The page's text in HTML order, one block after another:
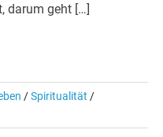
darum geht […]
/Spiritualität /